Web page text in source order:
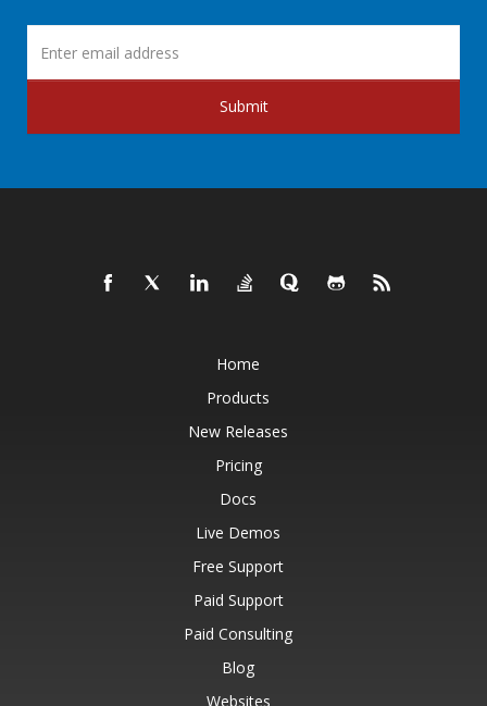
Submit
Home
Products
New Releases
Pricing
Docs
Live Demos
Free Support
Paid Support
Paid Consulting
Blog
Websites